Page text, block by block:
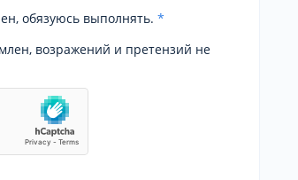
обязуюсь выполнять. *
возражений и претензий не